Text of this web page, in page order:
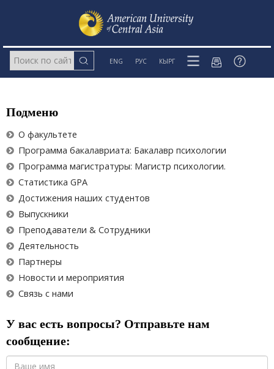
ENG РУС КЫРГ
Подменю
О факультете
Программа бакалавриата: Бакалавр психологии
Программа магистратуры: Магистр психологии.
Статистика GPA
Достижения наших студентов
Выпускники
Преподаватели & Сотрудники
Деятельность
Партнеры
Новости и мероприятия
Связь с нами
У вас есть вопросы? Отправьте нам
сообщение: